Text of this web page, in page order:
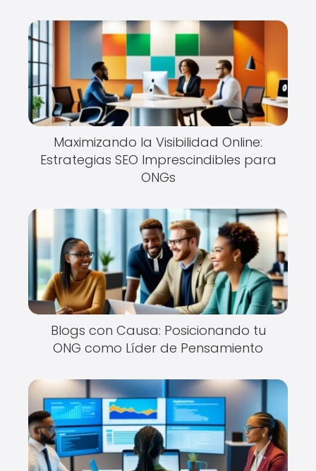
Maximizando la Visibilidad Online:
Estrategias SEO Imprescindibles para
ONGs
Blogs con Causa: Posicionando tu
ONG como Líder de Pensamiento